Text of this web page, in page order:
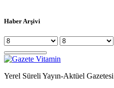
Haber Arşivi
Yerel Süreli Yayın-Aktüel Gazetesi